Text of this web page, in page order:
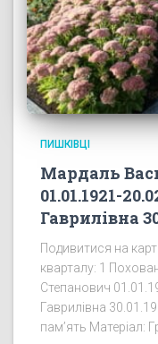
ПИШКІВЦІ
Мардаль
01.01.1921-
Гаврилівна
Подивитися на
кварталу: 1
Степанович
Гаврилівна
пам’ять Матеріал: